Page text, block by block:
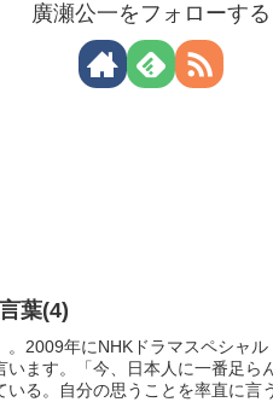
廣瀬公一をフォローする
葉(4)
。2009年にNHKドラマスペシャ
います。「今、日本人に一番足ら
いる。自分の思うことを率直に言